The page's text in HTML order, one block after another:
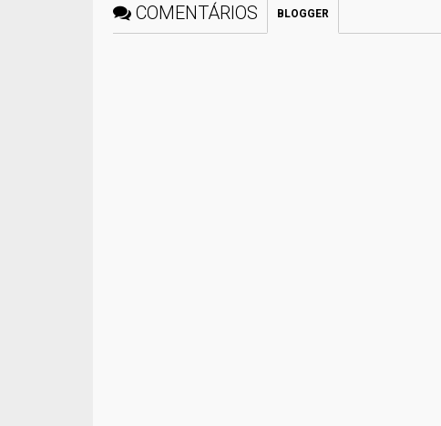
COMENTÁRIOS BLOGGER